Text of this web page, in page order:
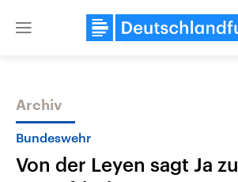
Close
Themen
Archiv
Bundeswehr
Von der Leyen sagt Ja zu